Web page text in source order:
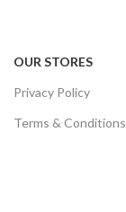
OUR STORES
Privacy Policy
Terms & Conditions